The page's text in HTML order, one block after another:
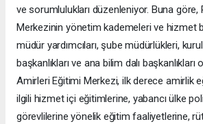
ve sorumlulukları düzenleniyor. Buna
Merkezinin yönetim kademeleri ve hizmet
müdür yardımcıları, şube müdürlükleri,
başkanlıkları ve ana bilim dalı
Amirleri Eğitimi Merkezi, ilk derece amirlik
ilgili hizmet içi eğitimlerine, yabancı ülke
görevlilerine yönelik eğitim faaliyetlerine,